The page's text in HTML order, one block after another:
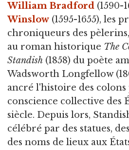
William Bradford (1590-
Winslow (1595-1655), les
chroniqueurs des
au roman historique The
Standish (1858) du poète
Wadsworth Longfellow
ancré l'histoire des colons
conscience collective des
siècle. Depuis lors,
célébré par des statues,
des noms de lieux aux